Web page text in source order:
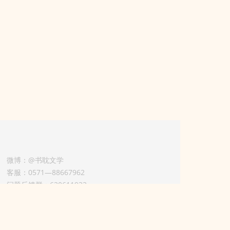
微博：@书耽文学
客服：0571—88667962
问题反馈群：630611933